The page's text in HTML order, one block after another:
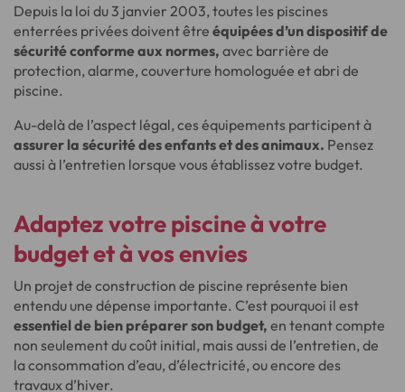
Depuis la loi du 3 janvier 2003, toutes les piscines
enterrées privées doivent être équipées d’un dispositif de
sécurité conforme aux normes, avec barrière de
protection, alarme, couverture homologuée et abri de
piscine.
Au-delà de l’aspect légal, ces équipements participent à
assurer la sécurité des enfants et des animaux. Pensez
aussi à l’entretien lorsque vous établissez votre budget.
Adaptez votre piscine à votre
budget et à vos envies
Un projet de construction de piscine représente bien
entendu une dépense importante. C’est pourquoi il est
essentiel de bien préparer son budget, en tenant compte
non seulement du coût initial, mais aussi de l’entretien, de
la consommation d’eau, d’électricité, ou encore des
travaux d’hiver.